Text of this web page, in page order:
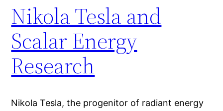
Nikola Tesla and
Scalar Energy
Research
Nikola Tesla, the progenitor of radiant energy